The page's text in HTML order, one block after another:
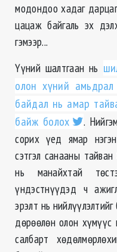
модондоо хадаг
цацаж байгаль эх
гэмээр...
Үүний шалтгаан нь
олон хүний
байдал нь амар
байж болох
.
сорих үед ямар
сэтгэл санааны
нь манайхтай
үндэстнүүдэд ч
эрэлт нь
дөрөөлөн олон хүмүүс
салбарт